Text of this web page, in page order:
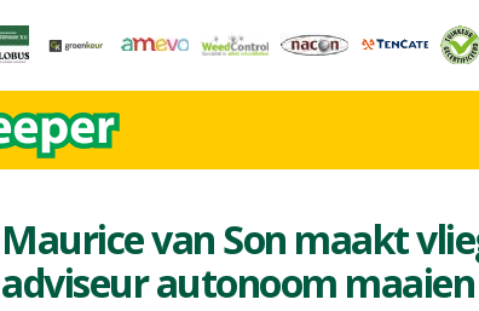
Maurice van Son maakt
adviseur autonoom maaien